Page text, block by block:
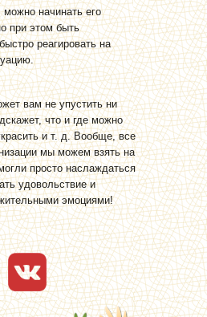
можно начинать его
при этом быть
реагировать на
вам не упустить ни
что и где можно
и т. д. Вообще, все
мы можем взять на
просто наслаждаться
удовольствие и
эмоциями!